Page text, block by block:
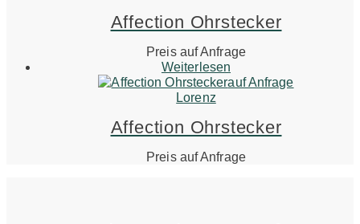
Affection Ohrstecker
Preis auf Anfrage
Weiterlesen
auf Anfrage
Lorenz
Affection Ohrstecker
Preis auf Anfrage